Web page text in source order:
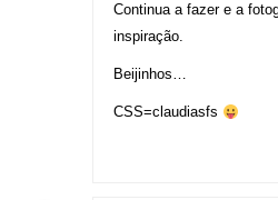
Continua a fazer e a
inspiração.
Beijinhos…
CSS=claudiasfs